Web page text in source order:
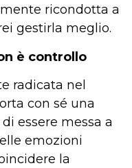
ricondotta a
gestirla meglio.
è controllo
radicata nel
con sé una
essere messa a
emozioni
la